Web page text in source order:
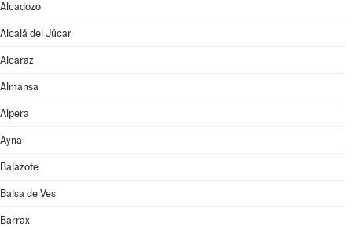
Alcadozo
Alcalá del Júcar
Alcaraz
Almansa
Alpera
Ayna
Balazote
Balsa de Ves
Barrax